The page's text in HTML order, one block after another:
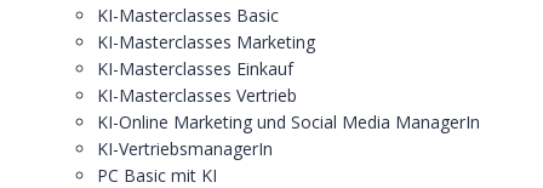
KI-Masterclasses Basic
KI-Masterclasses Marketing
KI-Masterclasses Einkauf
KI-Masterclasses Vertrieb
KI-Online Marketing und Social Media ManagerIn
KI-VertriebsmanagerIn
PC Basic mit KI